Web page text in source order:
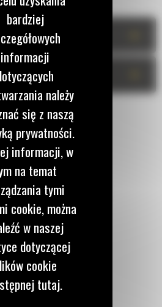
W KONTAKCIE
do nas
100 122
bardziej
informacji
należy
się z naszą
prywatności.
informacji, w
na temat
tymi
cookie, można
w naszej
dotyczącej
cookie
tutaj.